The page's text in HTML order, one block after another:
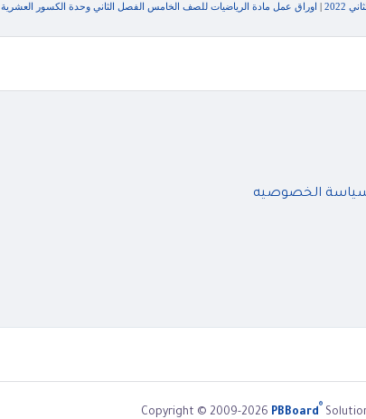
| اوراق عمل مادة الرياضيات للصف الخامس الفصل الثاني وحدة الكسور العشرية 2019
الخصوصيه
Copyright © 2009-2026 PBBoard®